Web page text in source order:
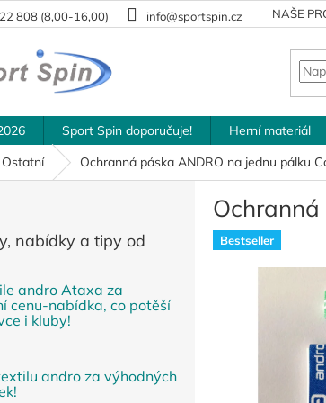
808 (8,00-16,00) info@sportspin.cz NAŠE
Sport Spin doporučuje! Herní materiál
Ostatní Ochranná páska ANDRO na jednu pálku
nabídky a tipy od
andro Ataxa za
cenu-nabídka, co potěší
i kluby!
andro za výhodných
Bestseller